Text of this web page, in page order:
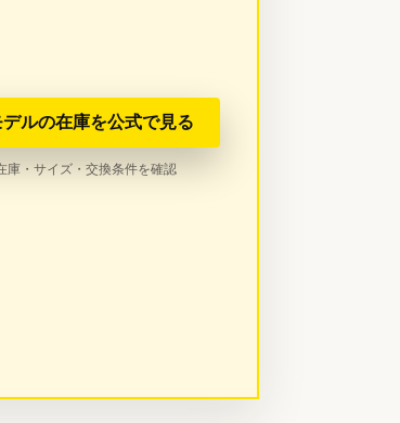
ルの在庫を公式で見る
庫・サイズ・交換条件を確認